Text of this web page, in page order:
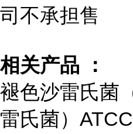
司不承担售
相关产品 ：
褪色沙雷氏菌
雷氏菌）